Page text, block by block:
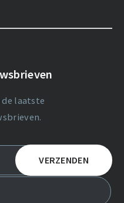
laatste